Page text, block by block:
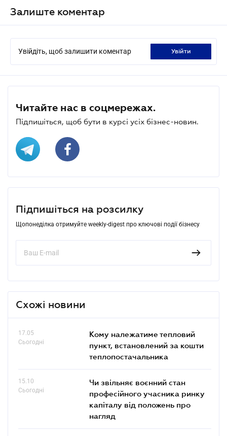
Залиште коментар
Увійдіть, щоб залишити коментар увійти
Читайте нас в соцмережах.
Підпишіться, щоб бути в курсі усіх бізнес-новин.
Підпишіться на розсилку
Щопонеділка отримуйте weekly-digest про ключові події бізнесу
Схожі новини
17.05
Сьогодні
Кому належатиме тепловий
пункт, встановлений за кошти
теплопостачальника
15.10
Сьогодні
Чи звільняє воєнний стан
професійного учасника ринку
капіталу від положень про
нагляд